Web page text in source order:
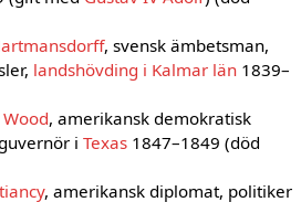
, svensk ämbetsman,
landshövding i Kalmar län 1839–
, amerikansk demokratisk
iTexas 1847–1849 (död
, amerikansk diplomat, politiker